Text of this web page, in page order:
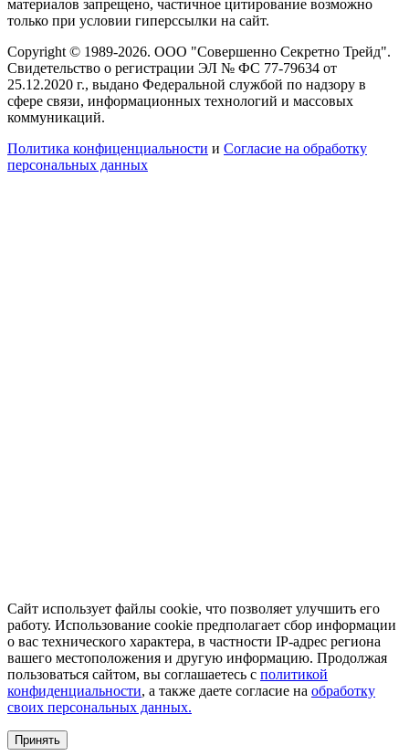
материалов запрещено, частичное цитирование возможно
только при условии гиперссылки на сайт.
Copyright © 1989-2026. ООО "Совершенно Секретно Трейд".
Свидетельство о регистрации ЭЛ № ФС 77-79634 от
25.12.2020 г., выдано Федеральной службой по надзору в
сфере связи, информационных технологий и массовых
коммуникаций.
Политика конфиценциальности и Согласие на обработку
персональных данных
Сайт использует файлы cookie, что позволяет улучшить его
работу. Использование cookie предполагает сбор информации
о вас технического характера, в частности IP-адрес региона
вашего местоположения и другую информацию. Продолжая
пользоваться сайтом, вы соглашаетесь с политикой
конфиденциальности, а также даете согласие на обработку
своих персональных данных.
Принять